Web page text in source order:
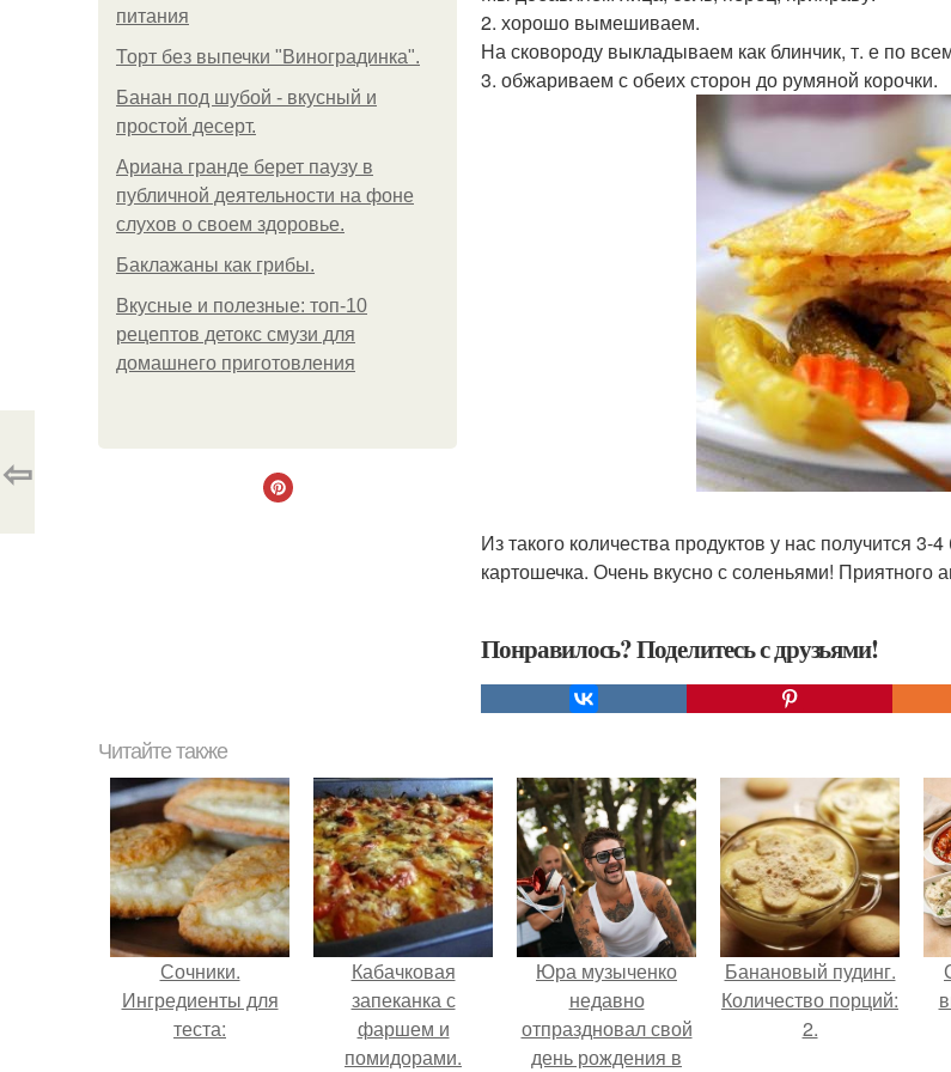
питания
Торт без выпечки "Виноградинка".
Банан под шубой - вкусный и
простой десерт.
Ариана гранде берет паузу в
публичной деятельности на фоне
слухов о своем здоровье.
Баклажаны как грибы.
Вкусные и полезные: топ-10
рецептов детокс смузи для
домашнего приготовления
2. хорошо вымешиваем.
На сковороду выкладываем как блинчик, т. е по
3. обжариваем с обеих сторон до румяной корочки.
Из такого количества продуктов у нас получится
картошечка. Очень вкусно с соленьями! Приятного
Понравилось? Поделитесь с друзьями!
⇦
Читайте также
Сочники.
Ингредиенты для
теста:
Кабачковая
запеканка с
фаршем и
помидорами.
Юра музыченко
недавно
отпраздновал свой
день рождения в
Банановый пудинг.
Количество порций:
2.